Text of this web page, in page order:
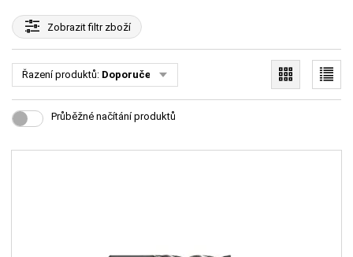
Zobrazitfiltr zboží
Řazení produktů: Doporučené
Průběžné načítání produktů